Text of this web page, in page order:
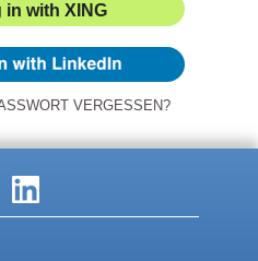
in with XING
VERGESSEN?